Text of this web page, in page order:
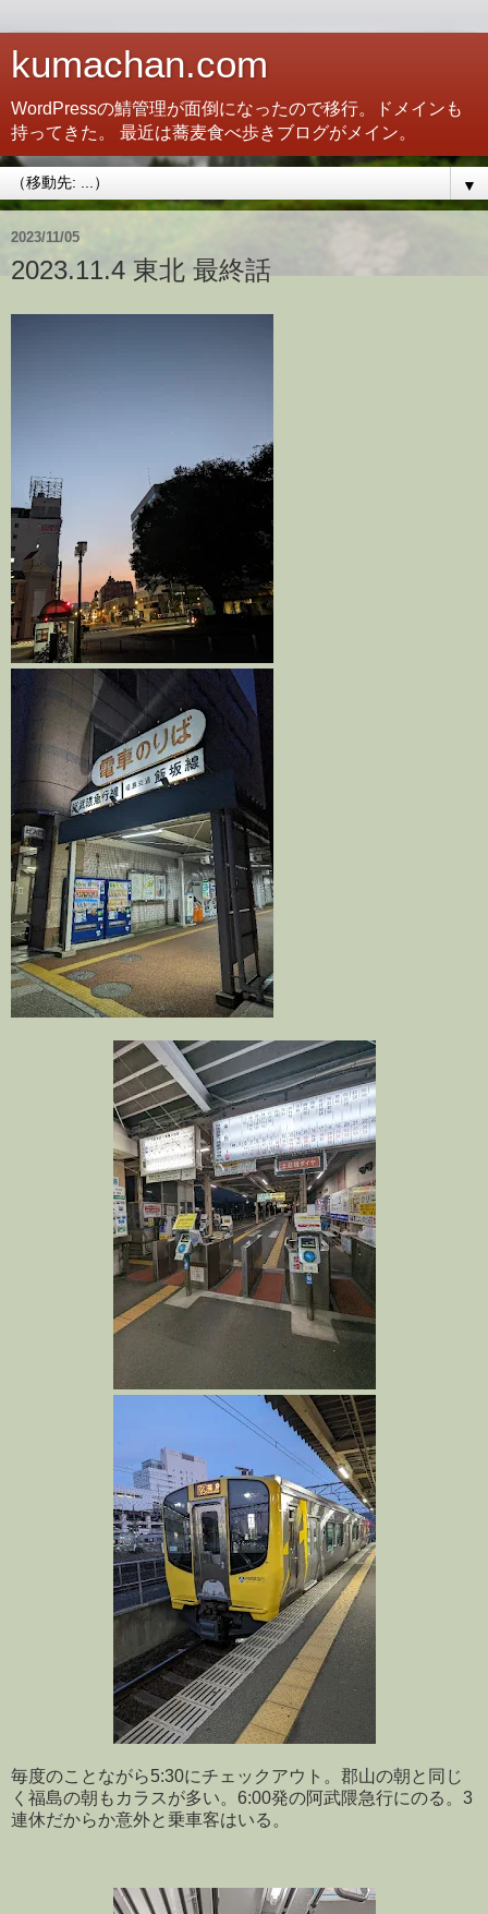
kumachan.com
WordPressの鯖管理が面倒になったので移行。ドメインも
持ってきた。 最近は蕎麦食べ歩きブログがメイン。
▼
2023/11/05
2023.11.4 東北 最終話
毎度のことながら5:30にチェックアウト。郡山の朝と同じ
く福島の朝もカラスが多い。6:00発の阿武隈急行にのる。3
連休だからか意外と乗車客はいる。